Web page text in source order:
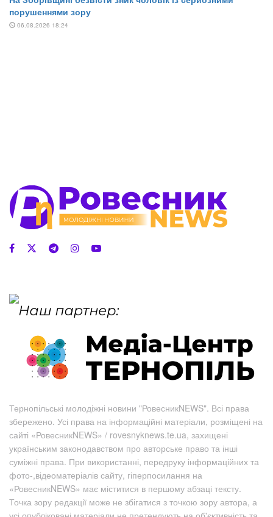
Тернопільські молодіжні новини "РовесникNEWS". Всі права
збережено. Усі права на інформаційні матеріали, розміщені на
сайті «РовесникNEWS» / rovesnyknews.te.ua, захищені
українським законодавством про авторське право та інші
суміжні права. При використанні, передруку інформаційних та
фото-,відеоматеріалів сайту, гіперпосилання на
«РовесникNEWS» має міститися в першому абзаці тексту.
Точка зору редакції може не збігатися з точкою зору автора, а